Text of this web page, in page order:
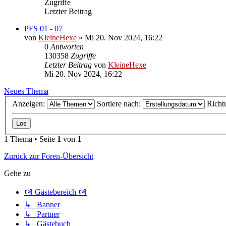
Zugriffe
Letzter Beitrag
PFS 01 - 07
von KleineHexe » Mi 20. Nov 2024, 16:22
0 Antworten
130358 Zugriffe
Letzter Beitrag von KleineHexe
Mi 20. Nov 2024, 16:22
Neues Thema
Anzeigen:
Sortiere nach:
1 Thema • Seite 1 von 1
Zurück zur Foren-Übersicht
Gehe zu
🙧 Gästebereich 🙧
↳ Banner
↳ Partner
↳ Gästebuch